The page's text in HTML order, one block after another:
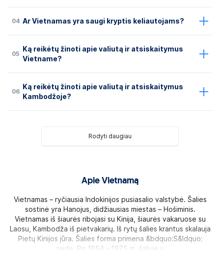
04 Ar Vietnamas yra saugi kryptis keliautojams?
05
Ką reikėtų žinoti apie valiutą ir atsiskaitymus
Vietname?
06
Ką reikėtų žinoti apie valiutą ir atsiskaitymus
Kambodžoje?
Rodyti daugiau
Apie Vietnamą
Vietnamas – ryčiausia Indokinijos pusiasalio valstybė. Šalies
sostinė yra Hanojus, didžiausias miestas – Hošiminis.
Vietnamas iš šiaurės ribojasi su Kinija, šiaurės vakaruose su
Laosu, Kambodža iš pietvakarių. Iš rytų šalies krantus skalauja
Pietų Kinijos jūra. Šalies forma primena &bdquo;S&ldquo;
raidę. Po 1954 – 1975 m. šalyje v